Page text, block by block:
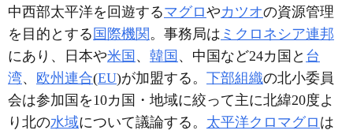
中西部太平洋を回遊するマグロやカツオの資源管理
を目的とする 国際機関。事務局は ミクロネシア連邦
にあり、日本や米国 、 韓国 、中国など24カ国と 台
湾、 欧州連合(EU)が加盟する。 下部組織の北小委員
会は参加国を10カ国・地域に絞って主に北緯20度よ
り北の水域について議論する。 太平洋クロマグロ は